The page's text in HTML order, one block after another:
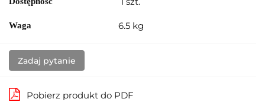
Waga 6.5 kg
Zadaj pytanie
Pobierz produkt do PDF